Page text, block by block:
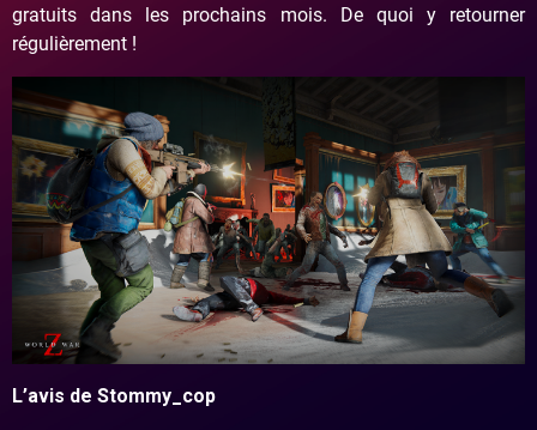
gratuits dans les prochains mois. De quoi y retourner
régulièrement !
L’avis de Stommy_cop